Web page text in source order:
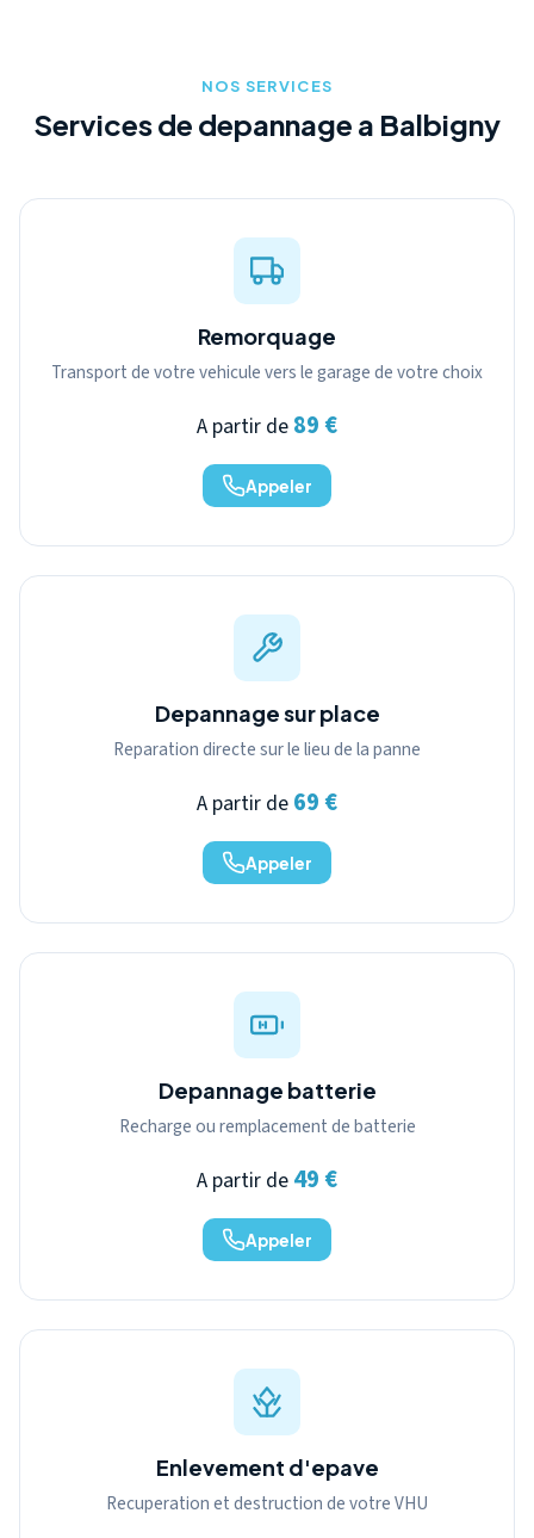
NOS SERVICES
Services de depannage a Balbigny
Remorquage
Transport de votre vehicule vers le garage de votre choix
A partir de 89 €
Appeler
Depannage sur place
Reparation directe sur le lieu de la panne
A partir de 69 €
Appeler
Depannage batterie
Recharge ou remplacement de batterie
A partir de 49 €
Appeler
Enlevement d'epave
Recuperation et destruction de votre VHU